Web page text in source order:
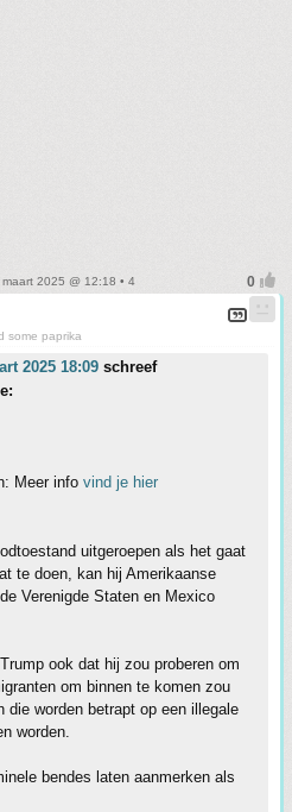
2025 @ 12:18 • 4
some paprika
2025 18:09 schreef
Meer info vind je hier
uitgeroepen als het gaat
te doen, kan hij Amerikaanse
Verenigde Staten en Mexico
ook dat hij zou proberen om
om binnen te komen zou
worden betrapt op een illegale
worden.
bendes laten aanmerken als